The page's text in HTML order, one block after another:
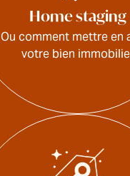
Home staging
Ou comment mettre en
votre bien